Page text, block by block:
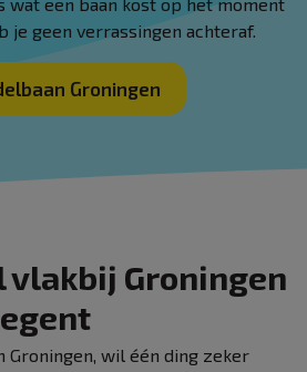
je geen verrassingen achteraf.
Groningen
vlakbij Groningen
Groningen, wil één ding zeker